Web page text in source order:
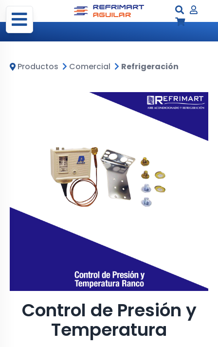
Productos Comercial Refrigeración
Control de Presión y
Temperatura